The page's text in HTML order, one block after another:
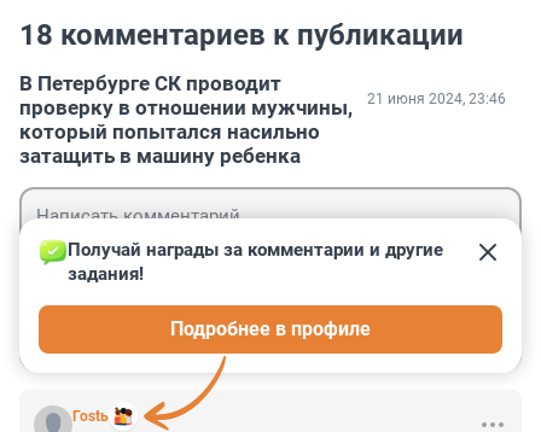
18 комментариев к публикации
В Петербурге СК проводит
проверку в отношении мужчины,
который попытался насильно
затащить в машину ребенка
21 июня 2024, 23:46
Гоstь
Получай награды за комментарии и другие
задания!
Подробнее в профиле